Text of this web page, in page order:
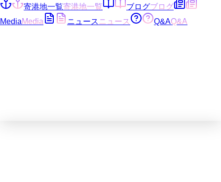
寄港地一覧寄港地一覧 ブログブログ
MediaMedia ニュース ニュース Q&AQ&A